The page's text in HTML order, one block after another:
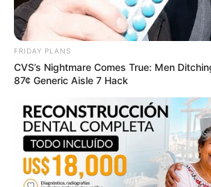
รวมวิธีกำจัดไขมันที่ได้รับความนิยมสูง
LUMETHINK.COM
เว็บไซต์นี้ใช้คุกกี้
เพื่อการนำเสนอเนื้อหาที่ดี รวมถึงการจัดการข้อมูลส่ว
ประสบการณ์ที่ดีบนบริการของเว็บไซต์เรา หากคุณใช้บ
ไม่มีการปรับตั้งค่าใดๆนั้น แสดงว่าคุณยอมรับนโยบา
บุคคลของเรา
ยอมรับ เรียนรู้เพิ่มเติม
FRIDAY PLANS
CVS’s Nightmare Comes True: Men
87¢ Generic Aisle 7 Hack